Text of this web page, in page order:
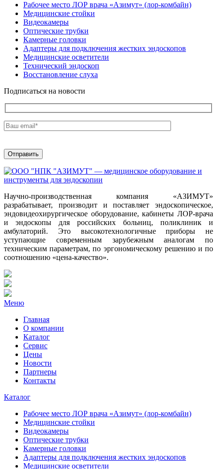
Рабочее место ЛОР врача «Азимут» (лор-комбайн)
Медицинские стойки
Видеокамеры
Оптические трубки
Камерные головки
Адаптеры для подключения жестких эндоскопов
Медицинские осветители
Технический эндоскоп
Восстановление слуха
Подписаться на новости
Научно-производственная компания «АЗИМУТ»
разрабатывает, производит и поставляет эндоскопическое,
эндовидеохирургическое оборудование, кабинеты ЛОР-врача
и эндоскопы для российских больниц, поликлиник и
амбулаторий. Это высокотехнологичные приборы не
уступающие современным зарубежным аналогам по
техническим параметрам, по эргономическому решению и по
соотношению «цена-качество».
Меню
Главная
О компании
Каталог
Сервис
Цены
Новости
Партнеры
Контакты
Каталог
Рабочее место ЛОР врача «Азимут» (лор-комбайн)
Медицинские стойки
Видеокамеры
Оптические трубки
Камерные головки
Адаптеры для подключения жестких эндоскопов
Медицинские осветители